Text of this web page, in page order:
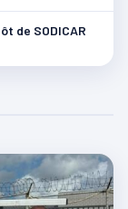
de SODICAR